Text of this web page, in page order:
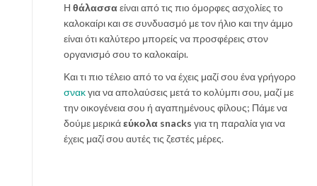
Η θάλασσαείναι από τις πιο όμορφες ασχολίες το
καλοκαίρι και σε συνδυασμό με τον ήλιο και την άμμο
είναι ότι καλύτερο μπορείς να προσφέρεις στον
οργανισμό σου το καλοκαίρι.
Και τι πιο τέλειο από το να έχεις μαζί σου ένα γρήγορο
σνακγια να απολαύσεις μετά το κολύμπι σου, μαζί με
την οικογένεια σου ή αγαπημένους φίλους; Πάμε να
δούμε μερικάεύκολα snacks για τη παραλία για να
έχεις μαζί σου αυτές τις ζεστές μέρες.